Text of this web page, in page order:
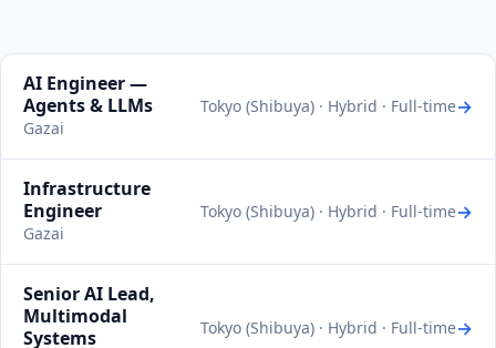
AI Engineer —
Agents & LLMs
Gazai
Tokyo (Shibuya) · Hybrid · Full-time→
Infrastructure
Engineer
Gazai
Tokyo (Shibuya) · Hybrid · Full-time→
Senior AI Lead,
Multimodal
Systems
Tokyo (Shibuya) · Hybrid · Full-time→